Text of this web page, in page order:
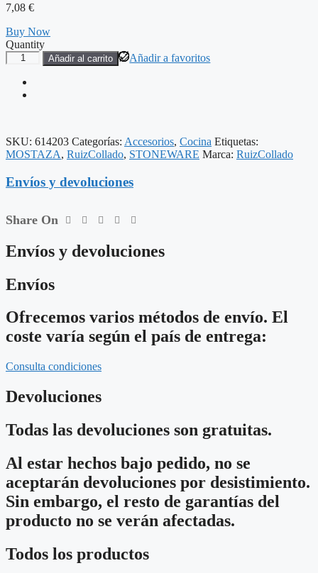
7,08 €
Buy Now
Quantity
BOWL
MOSTAZA
STONEWARE
COCINA
X
6
cantidad
Añadir a favoritos
Añadir al carrito
SKU: 614203 Categorías: Accesorios, Cocina Etiquetas:
MOSTAZA, RuizCollado, STONEWARE Marca: RuizCollado
Envíos y devoluciones
Share On
Envíos y devoluciones
Envíos
Ofrecemos varios métodos de envío. El
coste varía según el país de entrega:
Consulta condiciones
Devoluciones
Todas las devoluciones son gratuitas.
Al estar hechos bajo pedido, no se
aceptarán devoluciones por desistimiento.
Sin embargo, el resto de garantías del
producto no se verán afectadas.
Todos los productos